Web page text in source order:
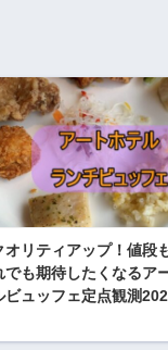
オリティアップ！値段
でも期待したくなるア
ビュッフェ定点観測